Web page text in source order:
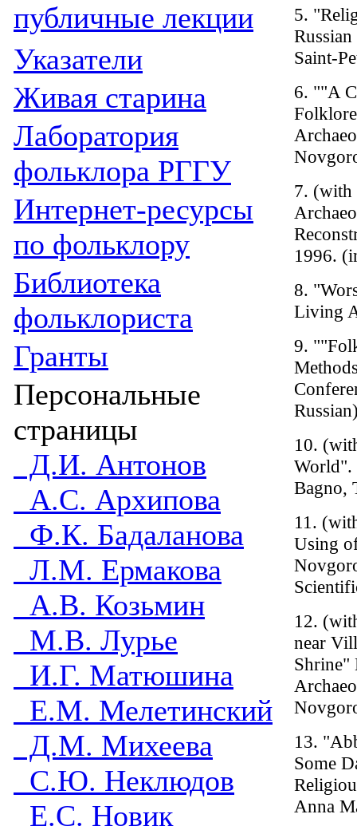
публичные лекции
Указатели
Живая cтарина
Лаборатория
фольклора РГГУ
Интернет-ресурсы
по фольклору
Библиотека
фольклориста
Гранты
Персональные
страницы
Д.И. Антонов
А.С. Архипова
Ф.К. Бадаланова
Л.М. Ермакова
А.В. Козьмин
М.В. Лурье
И.Г. Матюшина
Е.М. Мелетинский
Д.М. Михеева
С.Ю. Неклюдов
Е.С. Новик
5.
Saint-
6. ""A
7. (with
1996.
8.
Living
9.
10.
World".
Bagno,
11.
Using
12.
near
Shrine"
13.
Some
Anna